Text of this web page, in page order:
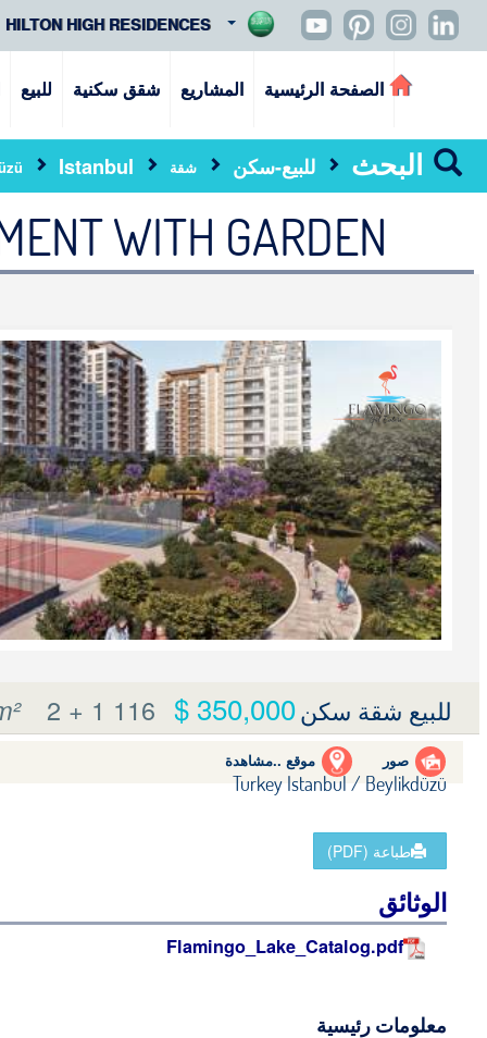
HILTON HIGH RESIDENCES
الصفحة الرئيسية المشاريع شقق سكنية للبيع
البحث للبيع-سكن شقة Istanbul
WITH GARDEN
للبيع شقة سكن350,000 $
116 m²
2 + 1
صور موقع ..مشاهدة
Turkey Istanbul / Beylikdüzü
طباعة (PDF)
الوثائق
Flamingo_Lake_Catalog.pdf
معلومات رئيسية